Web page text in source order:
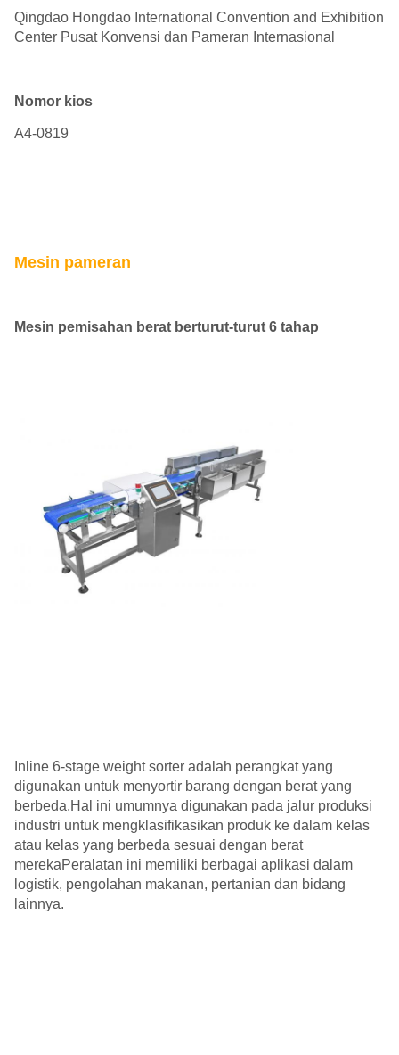
Qingdao Hongdao International Convention and Exhibition
Center Pusat Konvensi dan Pameran Internasional
Nomor kios
A4-0819
Mesin pameran
Mesin pemisahan berat berturut-turut 6 tahap
Inline 6-stage weight sorter adalah perangkat yang
digunakan untuk menyortir barang dengan berat yang
berbeda.Hal ini umumnya digunakan pada jalur produksi
industri untuk mengklasifikasikan produk ke dalam kelas
atau kelas yang berbeda sesuai dengan berat
merekaPeralatan ini memiliki berbagai aplikasi dalam
logistik, pengolahan makanan, pertanian dan bidang
lainnya.